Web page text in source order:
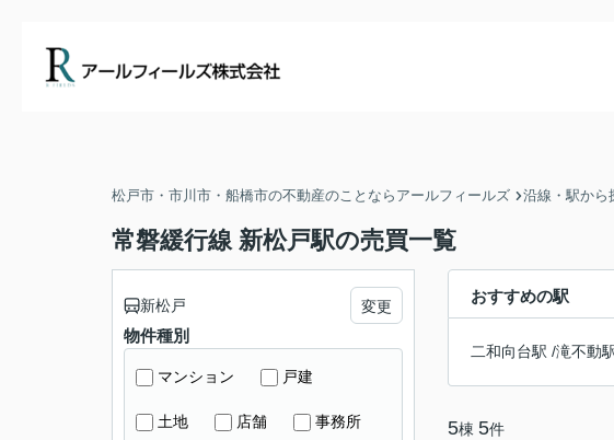
松戸市・市川市・船橋市の不動産のことならアールフィールズ 沿線・駅から
常磐緩行線 新松戸駅の売買一覧
おすすめの駅
二和向台駅 /滝不動
5棟 5件
新松戸 変更
物件種別
マンション 戸建
土地 店舗 事務所